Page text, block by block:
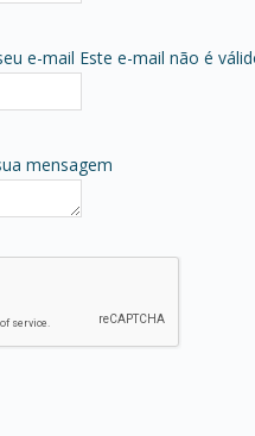
e-mail Este e-mail não é
mensagem